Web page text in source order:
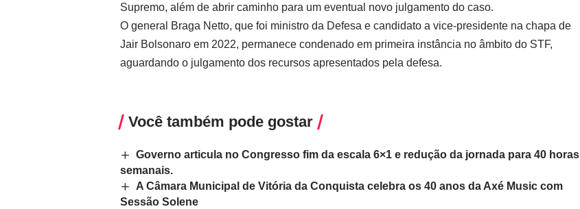
Supremo, além de abrir caminho para um eventual novo julgamento do caso.
O general Braga Netto, que foi ministro da Defesa e candidato a vice-presidente na chapa de
Jair Bolsonaro em 2022, permanece condenado em primeira instância no âmbito do STF,
aguardando o julgamento dos recursos apresentados pela defesa.
Você também pode gostar
Governo articula no Congresso fim da escala 6×1 e redução da jornada para 40 horas
semanais.
A Câmara Municipal de Vitória da Conquista celebra os 40 anos da Axé Music com
Sessão Solene